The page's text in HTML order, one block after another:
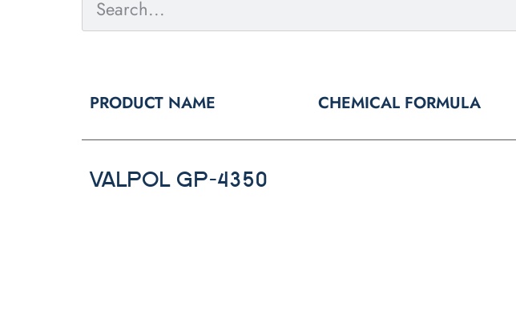
PRODUCT NAME CHEMICAL FORMULA
VALPOL GP-4350